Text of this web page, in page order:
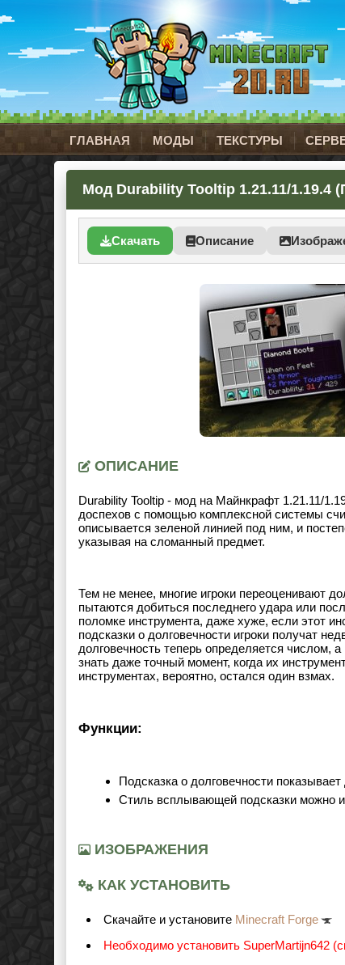
ГЛАВНАЯ МОДЫ ТЕКСТУРЫ
Мод Durability Tooltip 1.21.11/1.19.4
Скачать Описание
ОПИСАНИЕ
Durability Tooltip - мод на Майнкрафт 1.21.11/
доспехов с помощью комплексной системы
описывается зеленой линией под ним, и
указывая на сломанный предмет.
Тем не менее, многие игроки переоценивают
пытаются добиться последнего удара или
поломке инструмента, даже хуже, если этот
подсказки о долговечности игроки получат
долговечность теперь определяется числом,
знать даже точный момент, когда их
инструментах, вероятно, остался один взмах.
Функции:
Подсказка о долговечности
Стиль всплывающей подсказки можно
ИЗОБРАЖЕНИЯ
КАК УСТАНОВИТЬ
Cкачайте и установите Minecraft Forge
Необходимо установить SuperMartijn642